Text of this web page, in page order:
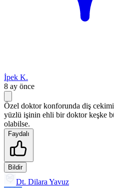
İpek K.
8 ay önce
Özel doktor konforunda diş
yüzlü işinin ehli bir doktor keşke
olabilse.
Faydalı
Bildir
Dt. Dilara Yavuz